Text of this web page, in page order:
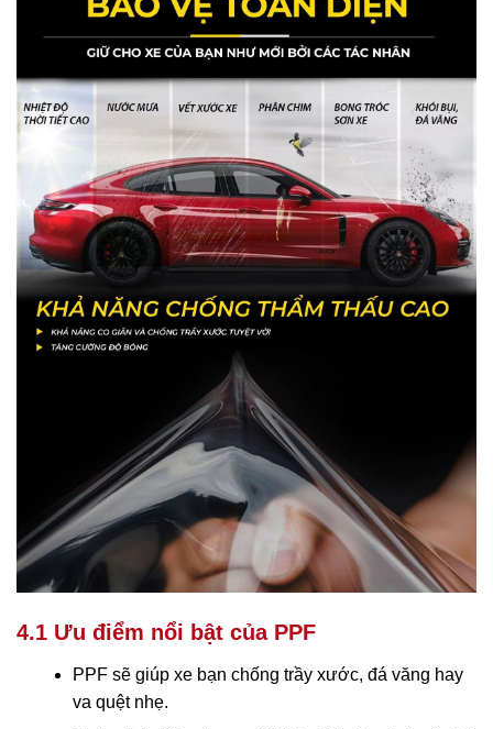
4.1 Ưu điểm nổi bật của PPF
PPF sẽ giúp xe bạn chống trầy xước, đá văng hay
va quệt nhẹ.